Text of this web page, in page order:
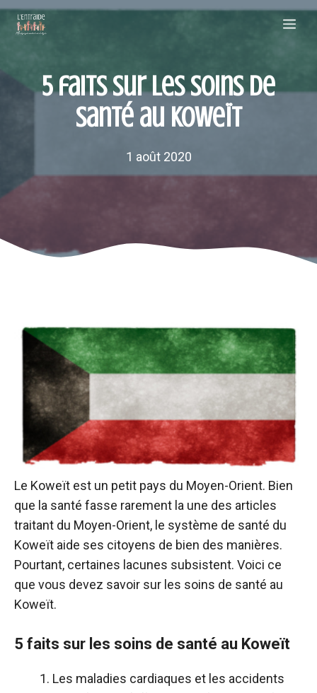
Aller
5 faits sur les soins de
santé au Koweït
1 août 2020
Le Koweït est un petit pays du Moyen-Orient. Bien
que la santé fasse rarement la une des articles
traitant du Moyen-Orient, le système de santé du
Koweït aide ses citoyens de bien des manières.
Pourtant, certaines lacunes subsistent. Voici ce
que vous devez savoir sur les soins de santé au
Koweït.
5 faits sur les soins de santé au Koweït
Les maladies cardiaques et les accidents